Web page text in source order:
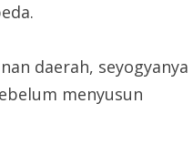
daerah, seyogyanya
menyusun